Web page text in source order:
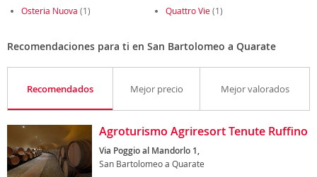
Osteria Nuova (1) Quattro Vie(1)
Recomendaciones para ti en San Bartolomeo a Quarate
Recomendados Mejor precio Mejor valorados
Agroturismo Agriresort Tenute Ruffino
Via Poggio al Mandorlo 1,
San Bartolomeo a Quarate